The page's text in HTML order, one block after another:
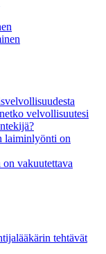
velvollisuutesi
laiminlyönti on
vakuutettava
tehtävät